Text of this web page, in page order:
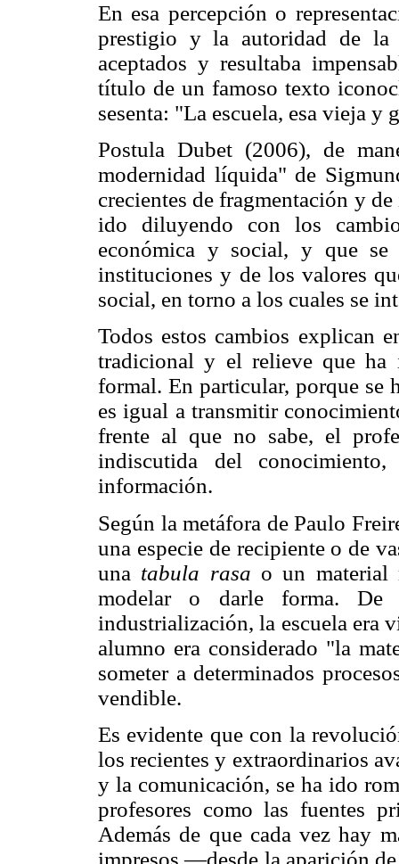
En esa percepción o
prestigio y la autoridad de la
aceptados y resultaba
título de un famoso texto
sesenta: "La escuela, esa vieja y
Postula Dubet (2006), de
modernidad líquida" de
crecientes de fragmentación y
ido diluyendo con los
económica y social, y que
instituciones y de los valores
social, en torno a los cuales se
Todos estos cambios explican
tradicional y el relieve que ha
formal. En particular, porque se
es igual a transmitir
frente al que no sabe, el
indiscutida del
información.
Según la metáfora de Paulo
una especie de recipiente o de
una tabula rasa o un material
modelar o darle forma.
industrialización, la escuela era
alumno era considerado "la
someter a determinados
vendible.
Es evidente que con la
los recientes y extraordinarios
y la comunicación, se ha ido
profesores como las fuentes
Además de que cada vez hay
impresos —desde la aparición